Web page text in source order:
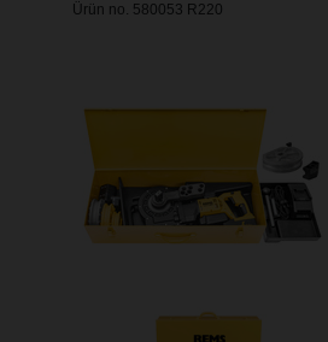
Ürün no. 580053 R220